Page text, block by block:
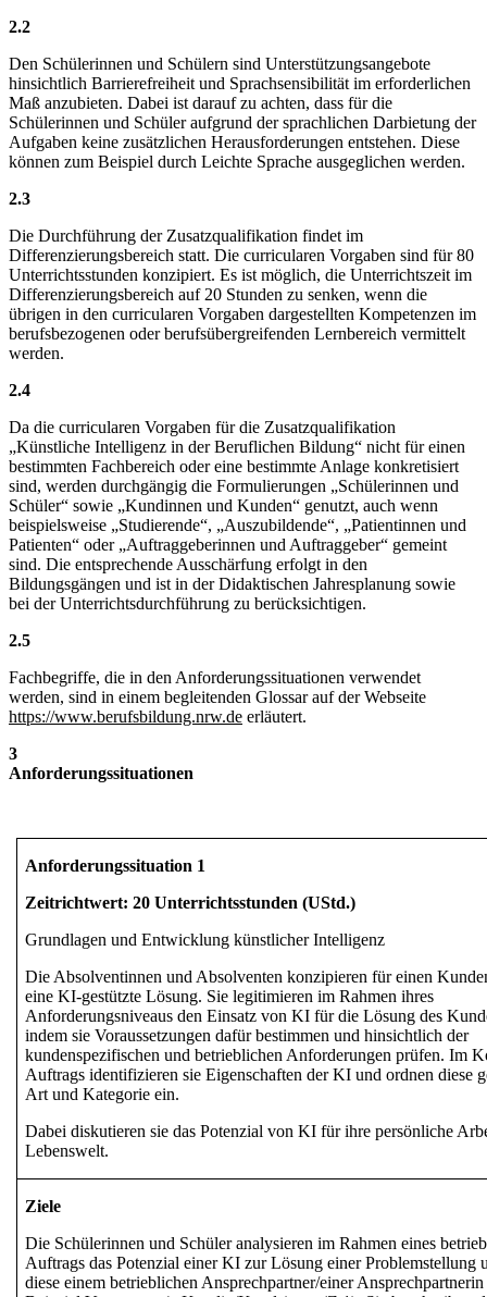
2.2
Den Schülerinnen und Schülern sind Unterstützungsangebote
hinsichtlich Barrierefreiheit und Sprachsensibilität im erforderlichen
Maß anzubieten. Dabei ist darauf zu achten, dass für die
Schülerinnen und Schüler aufgrund der sprachlichen Darbietung der
Aufgaben keine zusätzlichen Herausforderungen entstehen. Diese
können zum Beispiel durch Leichte Sprache ausgeglichen werden.
2.3
Die Durchführung der Zusatzqualifikation findet im
Differenzierungsbereich statt. Die curricularen Vorgaben sind für 80
Unterrichtsstunden konzipiert. Es ist möglich, die Unterrichtszeit im
Differenzierungsbereich auf 20 Stunden zu senken, wenn die
übrigen in den curricularen Vorgaben dargestellten Kompetenzen im
berufsbezogenen oder berufsübergreifenden Lernbereich vermittelt
werden.
2.4
Da die curricularen Vorgaben für die Zusatzqualifikation
„Künstliche Intelligenz in der Beruflichen Bildung“ nicht für einen
bestimmten Fachbereich oder eine bestimmte Anlage konkretisiert
sind, werden durchgängig die Formulierungen „Schülerinnen und
Schüler“ sowie „Kundinnen und Kunden“ genutzt, auch wenn
beispielsweise „Studierende“, „Auszubildende“, „Patientinnen und
Patienten“ oder „Auftraggeberinnen und Auftraggeber“ gemeint
sind. Die entsprechende Ausschärfung erfolgt in den
Bildungsgängen und ist in der Didaktischen Jahresplanung sowie
bei der Unterrichtsdurchführung zu berücksichtigen.
2.5
Fachbegriffe, die in den Anforderungssituationen verwendet
werden, sind in einem begleitenden Glossar auf der Webseite
https://www.berufsbildung.nrw.de erläutert.
3
Anforderungssituationen
Anforderungssituation 1
Zeitrichtwert: 20 Unterrichtsstunden (UStd.)
Grundlagen und Entwicklung künstlicher Intelligenz
Die Absolventinnen und Absolventen konzipieren für einen
eine KI-gestützte Lösung. Sie legitimieren im Rahmen ihres
Anforderungsniveaus den Einsatz von KI für die Lösung des
indem sie Voraussetzungen dafür bestimmen und hinsichtlich der
kundenspezifischen und betrieblichen Anforderungen prüfen. Im
Auftrags identifizieren sie Eigenschaften der KI und ordnen diese
Art und Kategorie ein.
Dabei diskutieren sie das Potenzial von KI für ihre persönliche
Lebenswelt.
Ziele
Die Schülerinnen und Schüler analysieren im Rahmen eines
Auftrags dasPotenzial einer KIzur Lösung einer Problemstellung
diese einem betrieblichen Ansprechpartner/einer